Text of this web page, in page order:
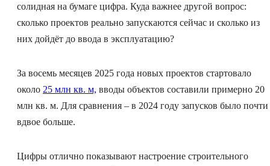
солидная на бумаге цифра. Куда важнее другой вопрос:
сколько проектов реально запускаются сейчас и сколько из
них дойдёт до ввода в эксплуатацию?
За восемь месяцев 2025 года новых проектов стартовало
около 25 млн кв. м, вводы объектов составили примерно 20
млн кв. м. Для сравнения – в 2024 году запусков было почти
вдвое больше.
Цифры отлично показывают настроение строительного